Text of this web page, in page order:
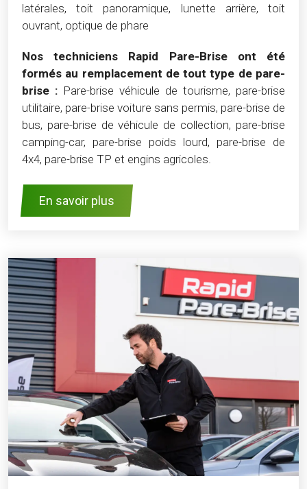
latérales, toit panoramique, lunette arrière, toit
ouvrant, optique de phare
Nos techniciens Rapid Pare-Brise ont été
formés au remplacement de tout type de pare-
brise : Pare-brise véhicule de tourisme, pare-brise
utilitaire, pare-brise voiture sans permis, pare-brise de
bus, pare-brise de véhicule de collection, pare-brise
camping-car, pare-brise poids lourd, pare-brise de
4x4, pare-brise TP et engins agricoles.
En savoir plus